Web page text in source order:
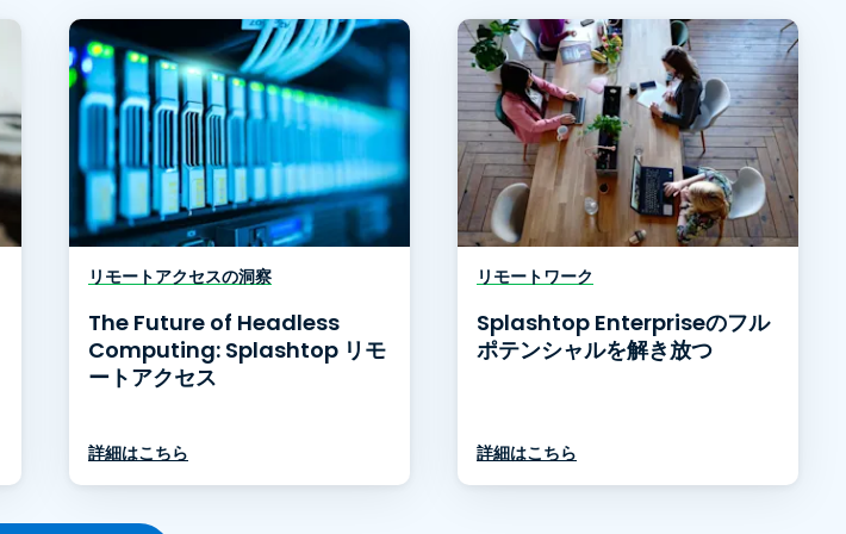
リモートアクセスの洞察
The Future of Headless
Computing: Splashtop リモ
ートアクセス
詳細はこちら
リモートワーク
Splashtop Enterpriseのフル
ポテンシャルを解き放つ
詳細はこちら